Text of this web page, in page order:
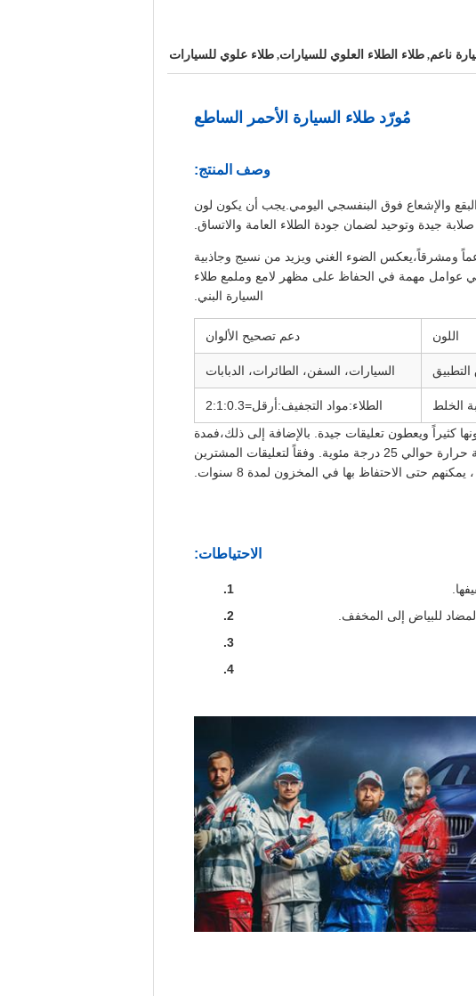
ناعم, طلاء الطلاء العلوي للسيارات, طلاء علوي للسيارات
مُورّد طلاء السيارة الأحمر الساطع
وصف المنتج:
والإشعاع فوق البنفسجي اليومي.يجب أن يكون لون
صلابة جيدة وتوحيد لضمان جودة الطلاء العامة والاتساق.
ومشرقاً،يعكس الضوء الغني ويزيد من نسيج وجاذبية
هي عوامل مهمة في الحفاظ على مظهر لامع وملمع طلاء
السيارة البني.
اللون دعم تصحيح الألوان
السيارات، السفن، الطائرات، الدبابات
الخلط
الطلاء:مواد التجفيف:أرقل=2:1:0.3
كثيراً ويعطون تعليقات جيدة. بالإضافة إلى ذلك،فمدة
صلاحية طلاء السيارة هذه هي 3-5 سنواتيمكن تخزينها في مستودع مضاد للضوء وجاف ومتنفس في درجة حرارة حوالي 25 درجة مئوية. وفقاً لتعليقات المشترين
، يمكنهم حتى الاحتفاظ بها في المخزون لمدة 8 سنوات.
الاحتياطات: